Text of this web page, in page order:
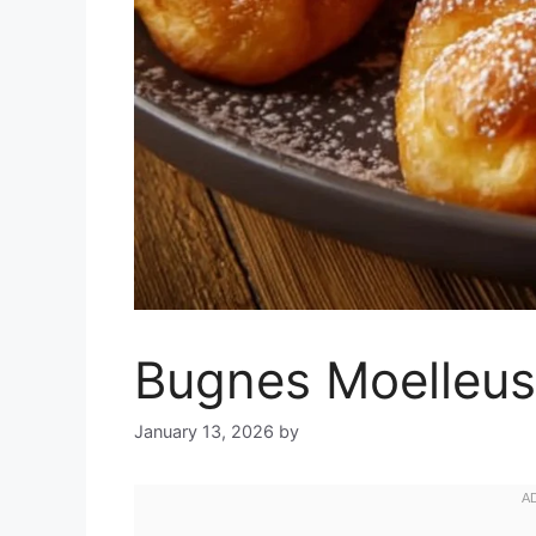
Bugnes
January 13, 2026 by